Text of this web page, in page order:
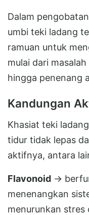
Dalam
umbi teki ladang
ramuan untuk
mulai dari
hingga penenang
Kandungan
Khasiat teki
tidur tidak lepas
aktifnya, antara
Flavonoid →
menenangkan
menurunkan stres